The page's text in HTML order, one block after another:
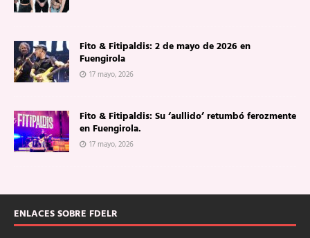
Fito & Fitipaldis: 2 de mayo de 2026 en
Fuengirola
17 mayo, 2026
Fito & Fitipaldis: Su ‘aullido’ retumbó ferozmente
en Fuengirola.
17 mayo, 2026
ENLACES SOBRE FDELR